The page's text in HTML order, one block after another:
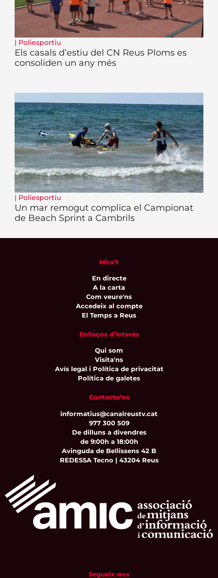
| Poliesportiu
Els casals d’estiu del CN Reus Ploms es
consoliden un any més
| Poliesportiu
Un mar remogut complica el Campionat
de Beach Sprint a Cambrils
Mira’t
En directe
A la carta
Com veure'ns
Accedeix al compte
El Temps a Reus
Enllaços d’interès
Qui som
Visita'ns
Avís legal i Política de privacitat
Política de galetes
Contacta’ns
informatius@canalreustv.cat
977 300 509
De dilluns a divendres
de 9:00h a 18:00h
Avinguda de Bellissens 42 B
REDESSA Tecno | 43204 Reus
Segueix-nos